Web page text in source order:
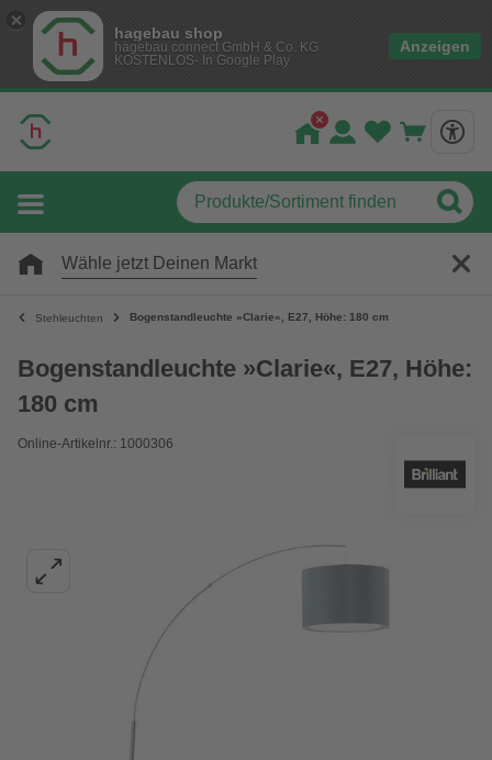
hagebau shop
hagebau connect GmbH & Co. KG
KOSTENLOS- In Google Play
Anzeigen
Wähle jetzt Deinen Markt
Stehleuchten Bogenstandleuchte »Clarie«, E27, Höhe: 180 cm
Bogenstandleuchte »Clarie«, E27, Höhe:
180 cm
Online-Artikelnr.: 1000306